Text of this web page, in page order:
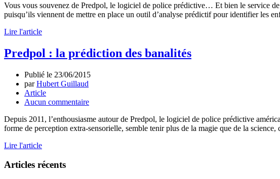
Vous vous souvenez de Predpol, le logiciel de police prédictive… Et bien le service
puisqu’ils viennent de mettre en place un outil d’analyse prédictif pour identifier les
Lire l'article
Predpol : la prédiction des banalités
Publié le 23/06/2015
parHubert Guillaud
Article
Aucun commentaire
Depuis 2011, l’enthousiasme autour de Predpol, le logiciel de police prédictive
forme de perception extra-sensorielle, semble tenir plus de la magie que de la
Lire l'article
Articles récents